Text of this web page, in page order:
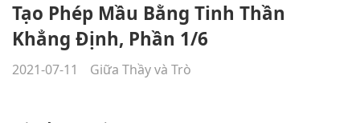
Tạo Phép Mầu Bằng Tinh Thần
Khẳng Định, Phần 1/6
2021-07-11 Giữa Thầy và Trò